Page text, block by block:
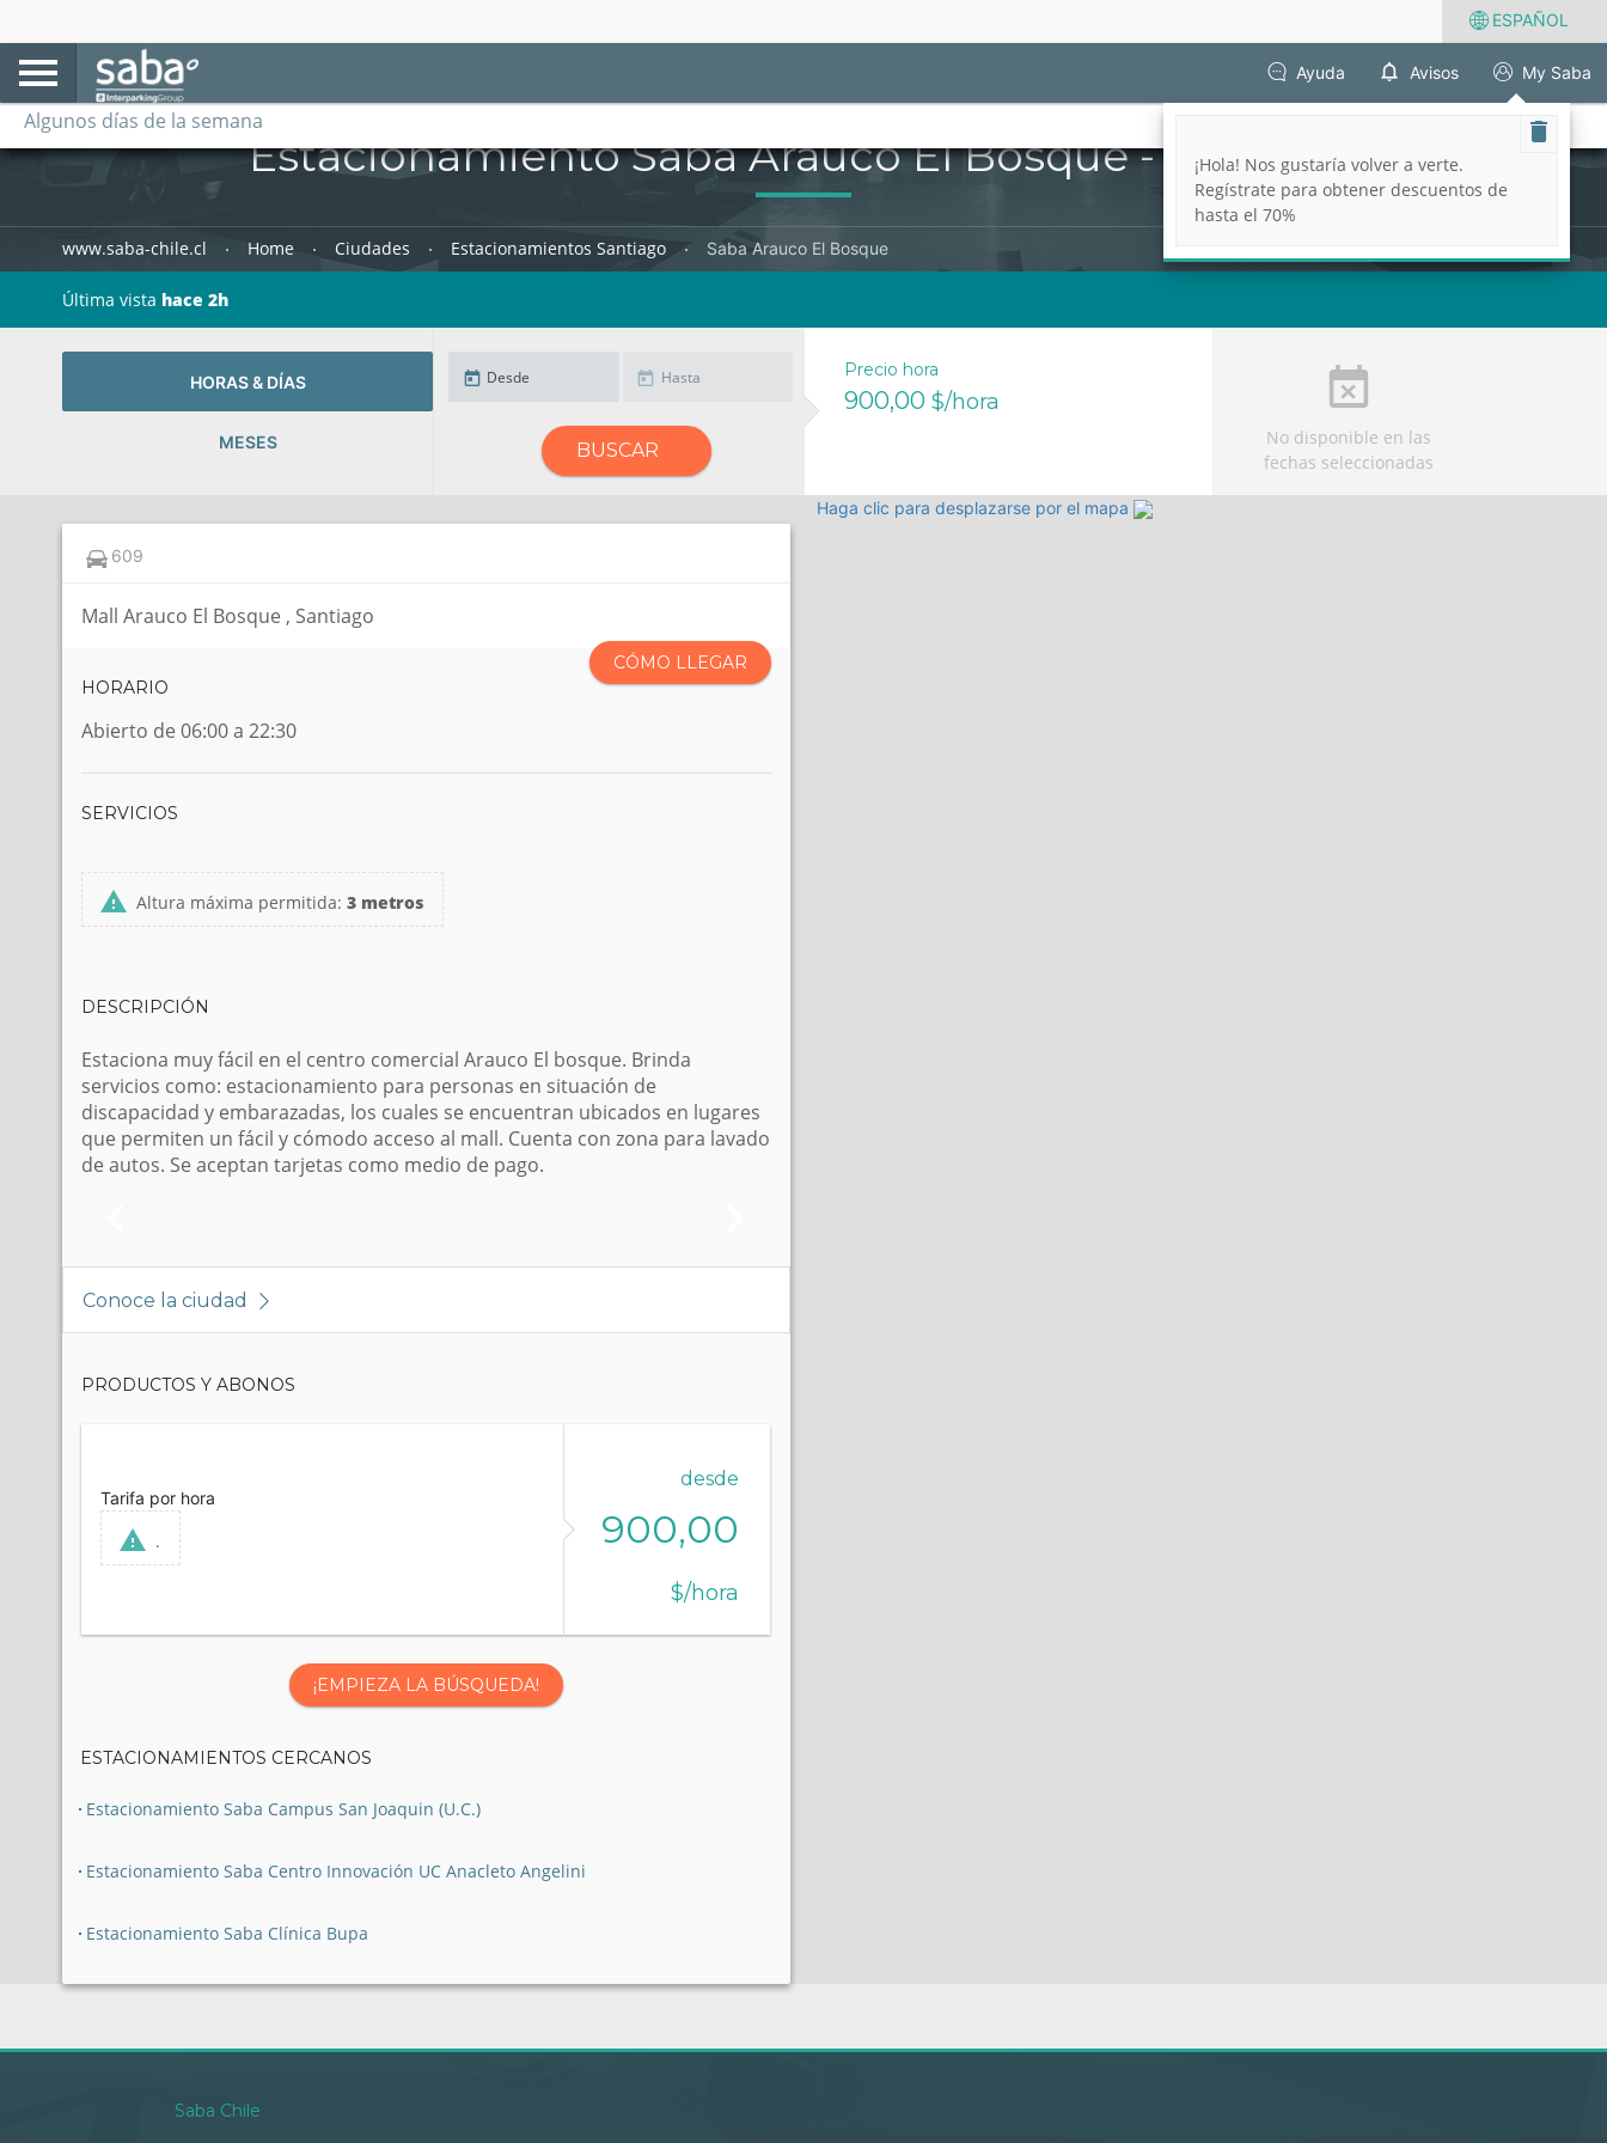
ESPAÑOL
Ayuda Avisos
¡Hola! Nos gustaría volver a verte.
Regístrate para obtener descuentos de
hasta el 70%
My Saba
Estacionamiento Saba Arauco El Bosque - Santiago
www.saba-chile.cl Home Ciudades Estacionamientos Santiago Saba Arauco El Bosque
Última vista hace 2h
HORAS & DÍAS
MESES BUSCAR
Precio hora
900,00 $/hora
No disponible en las
fechas seleccionadas
609
Mall Arauco El Bosque , Santiago
CÓMO LLEGAR
HORARIO
Abierto de 06:00 a 22:30
SERVICIOS
Altura máxima permitida: 3 metros
DESCRIPCIÓN
Estaciona muy fácil en el centro comercial Arauco El bosque. Brinda
servicios como: estacionamiento para personas en situación de
discapacidad y embarazadas, los cuales se encuentran ubicados en lugares
que permiten un fácil y cómodo acceso al mall. Cuenta con zona para lavado
de autos. Se aceptan tarjetas como medio de pago.
Conoce la ciudad
PRODUCTOS Y ABONOS
Tarifa por hora
.
desde
900,00
$/hora
¡EMPIEZA LA BÚSQUEDA!
ESTACIONAMIENTOS CERCANOS
Estacionamiento Saba Campus San Joaquin (U.C.)
Estacionamiento Saba Centro Innovación UC Anacleto Angelini
Estacionamiento Saba Clínica Bupa
Haga clic para desplazarse por el mapa
Saba Chile
Cada día
Algunos días de la semana